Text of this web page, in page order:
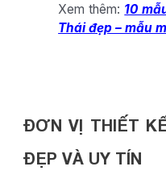
Xem thêm: 10
Thái đẹp – mẫu
ĐƠN VỊ THIẾT
ĐẸP VÀ UY TÍN